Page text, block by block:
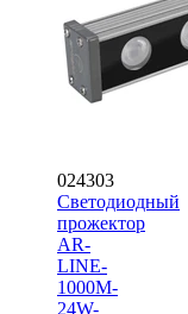
024303
Светодиодный
прожектор
AR-
LINE-
1000M-
24W-